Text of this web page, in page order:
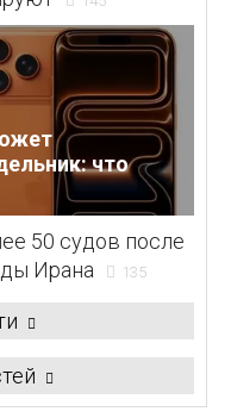
что
50 судов после
Ирана
135